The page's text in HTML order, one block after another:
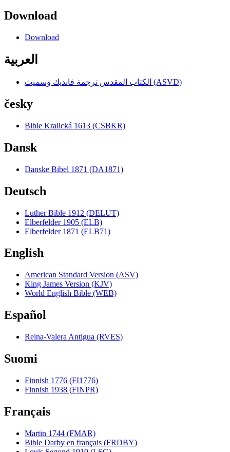
Download
Download
العربية
الكتاب المقدس ترجمة فانديك وسميث (ASVD)
česky
Bible Kralická 1613 (CSBKR)
Dansk
Danske Bibel 1871 (DA1871)
Deutsch
Luther Bible 1912 (DELUT)
Elberfelder 1905 (ELB)
Elberfelder 1871 (ELB71)
English
American Standard Version (ASV)
King James Version (KJV)
World English Bible (WEB)
Español
Reina-Valera Antigua (RVES)
Suomi
Finnish 1776 (FI1776)
Finnish 1938 (FINPR)
Français
Martin 1744 (FMAR)
Bible Darby en français (FRDBY)